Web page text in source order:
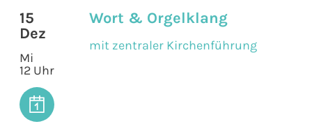
15
Dez
Mi
12 Uhr
Wort & Orgelklang
mit zentraler Kirchenführung